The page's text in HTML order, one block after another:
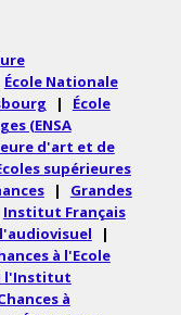
École Nationale
|
École
(ENSA
d'art et de
supérieures
|
Grandes
Institut Français
|
à l'Ecole
l'Institut
à